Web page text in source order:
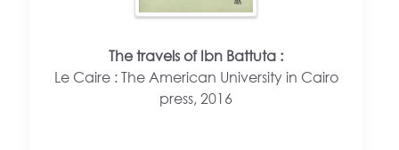
The travels of Ibn Battuta :
Le Caire : The American University in Cairo
press, 2016